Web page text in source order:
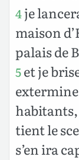
4je
maison
palais de
5et je
tient le
s’en ira